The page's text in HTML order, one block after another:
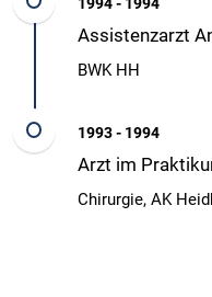
Assistenzarzt
BWK HH
1993 - 1994
Arzt im
Chirurgie, AK